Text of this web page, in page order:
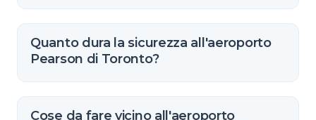
Quanto dura la sicurezza all'aeroporto
Pearson di Toronto?
Cose da fare vicino all'aeroporto